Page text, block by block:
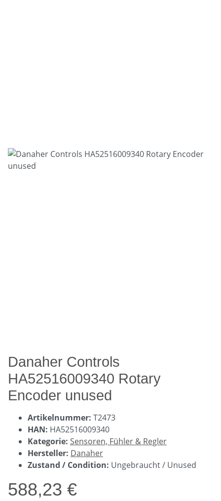
Danaher Controls
HA52516009340 Rotary
Encoder unused
Artikelnummer: T2473
HAN: HA52516009340
Kategorie: Sensoren, Fühler & Regler
Hersteller: Danaher
Zustand / Condition: Ungebraucht / Unused
588,23 €